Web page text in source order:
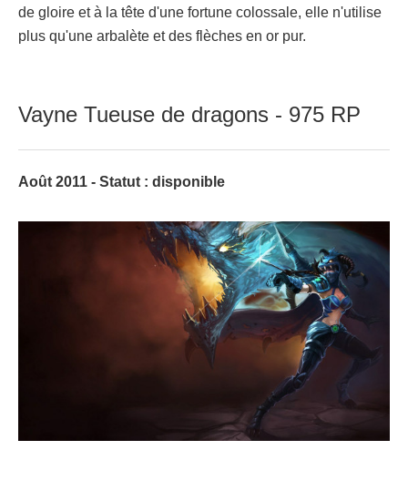
de gloire et à la tête d'une fortune colossale, elle n'utilise
plus qu'une arbalète et des flèches en or pur.
Vayne Tueuse de dragons - 975 RP
Août 2011 - Statut : disponible